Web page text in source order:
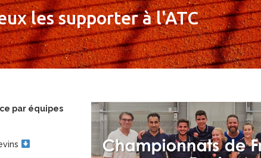
les supporter à l'ATC
par équipes